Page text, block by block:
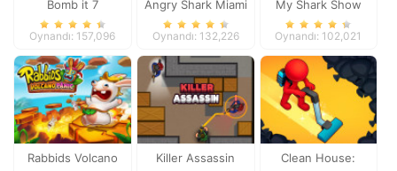
Bomb it 7
Oynandı: 157,096
Angry Shark Miami
Oynandı: 132,226
My Shark Show
Oynandı: 102,021
Rabbids Volcano
Killer Assassin
Clean House: